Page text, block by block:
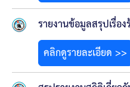
สรุปผลการปฏิบัติงา
ระเบียบพัสดุฯ การจั
การเสริมสร้างคุณธ
รายงานข้อมูลสรุปเรื่อ
คลิกดูรายละเอียด >>